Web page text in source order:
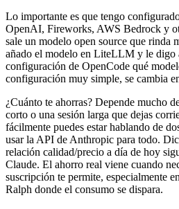
Lo importante es que tengo
OpenAI, Fireworks, AWS Bedrock y
sale un modelo open source que rinda
añado el modelo en LiteLLM y le digo
configuración de OpenCode qué
configuración muy simple, se cambia
¿Cuánto te ahorras? Depende mucho
corto o una sesión larga que dejas
fácilmente puedes estar hablando de
usar la API de Anthropic para todo.
relación calidad/precio a día de hoy
Claude. El ahorro real viene cuando
suscripción te permite, especialmente
Ralph donde el consumo se dispara.